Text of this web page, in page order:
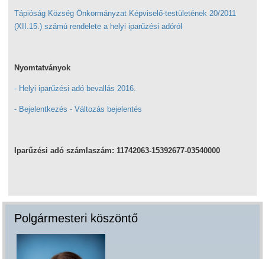
Tápióság Község Önkormányzat Képviselő-testületének 20/2011
(XII.15.) számú rendelete a helyi iparűzési adóról
Nyomtatványok
- Helyi iparűzési adó bevallás 2016.
- Bejelentkezés - Változás bejelentés
Iparűzési adó számlaszám: 11742063-15392677-03540000
Polgármesteri köszöntő